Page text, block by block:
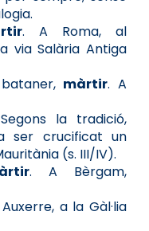
. A Roma, al
via Salària Antiga
màrtir. A
la tradició,
ser crucificat un
(s. III/IV).
. A Bèrgam,
a la Gàl·lia